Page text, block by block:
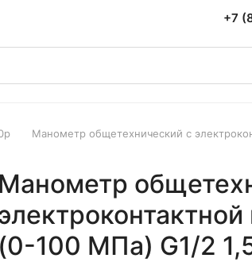
+7
Манометр общетехнический с
Манометр
(0-100 МПа) G1/2